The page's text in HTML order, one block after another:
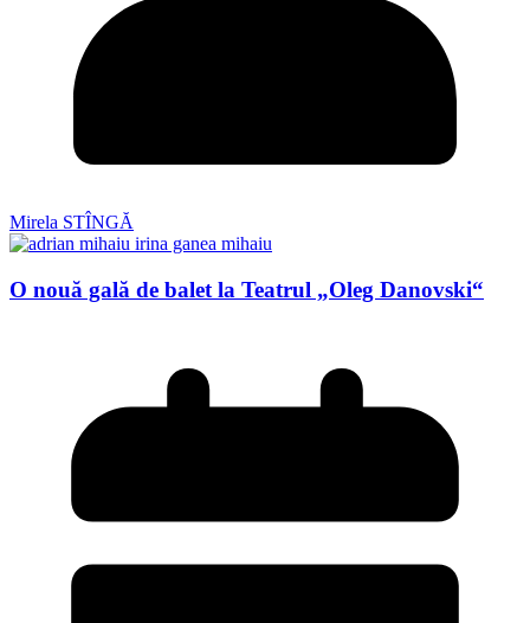
Mirela STÎNGĂ
O nouă gală de balet la Teatrul „Oleg Danovski“